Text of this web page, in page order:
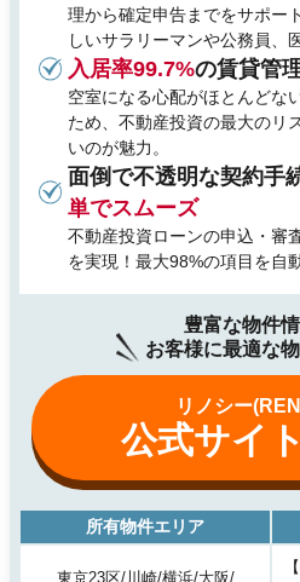
理から確定申告までをサポー
しいサラリーマンや公務員、
入居率99.7%の賃貸管
空室になる心配がほとんどな
ため、不動産投資の最大のリ
いのが魅力。
面倒で不透明な契約手
単でスムーズ
不動産投資ローンの申込・審
を実現！最大98%の項目を自
豊富な物件
お客様に最適な
リノシー
公式サイト
所有物件エリア
東京23区/川崎/横浜/大阪/